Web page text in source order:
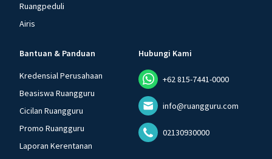
Ruangpeduli
Airis
Bantuan & Panduan
Kredensial Perusahaan
Beasiswa Ruangguru
Cicilan Ruangguru
Promo Ruangguru
Laporan Kerentanan
Hubungi Kami
+62 815-7441-0000
info@ruangguru.com
02130930000